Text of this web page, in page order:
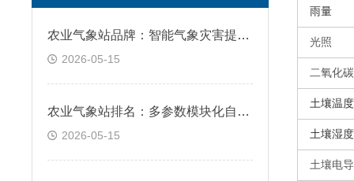
农业气象站品牌：智能气象灾害提前预警告警
2026-05-15
农业气象站排名：多参数模块化自由组合适配
2026-05-15
雨量
光照
二氧化碳
土壤温度
土壤湿度
土壤电